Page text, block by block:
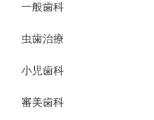
一般歯科
虫歯治療
小児歯科
審美歯科